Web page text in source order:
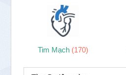
Tim Mạch (170)